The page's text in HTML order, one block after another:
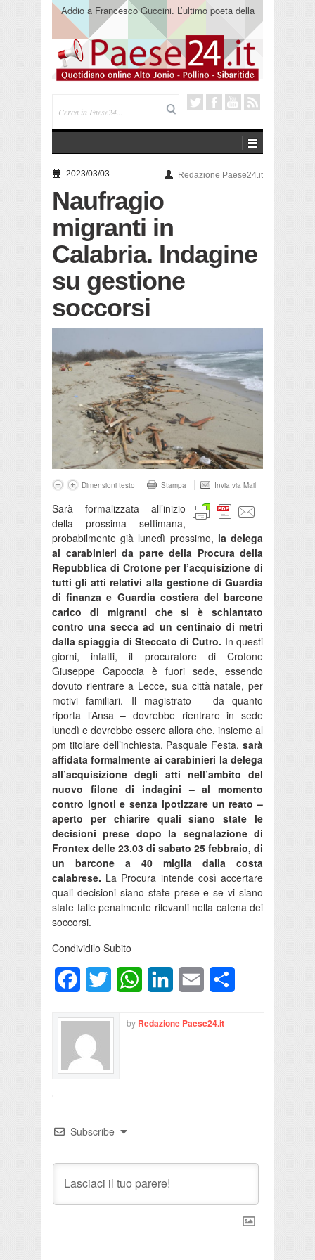
Addio a Francesco Guccini. L’ultimo poeta della
canzone impegnata
2023/03/03 Redazione Paese24.it
Naufragio
migranti in
Calabria. Indagine
su gestione
soccorsi
Dimensioni testo Stampa Invia via Mail
Sarà formalizzata all’inizio
della prossima settimana,
probabilmente già lunedì prossimo, la delega
ai carabinieri da parte della Procura della
Repubblica di Crotone per l’acquisizione di
tutti gli atti relativi alla gestione di Guardia
di finanza e Guardia costiera del barcone
carico di migranti che si è schiantato
contro una secca ad un centinaio di metri
dalla spiaggia di Steccato di Cutro. In questi
giorni, infatti, il procuratore di Crotone
Giuseppe Capoccia è fuori sede, essendo
dovuto rientrare a Lecce, sua città natale, per
motivi familiari. Il magistrato – da quanto
riporta l’Ansa – dovrebbe rientrare in sede
lunedì e dovrebbe essere allora che, insieme al
pm titolare dell’inchiesta, Pasquale Festa, sarà
affidata formalmente ai carabinieri la delega
all’acquisizione degli atti nell’ambito del
nuovo filone di indagini – al momento
contro ignoti e senza ipotizzare un reato –
aperto per chiarire quali siano state le
decisioni prese dopo la segnalazione di
Frontex delle 23.03 di sabato 25 febbraio, di
un barcone a 40 miglia dalla costa
calabrese. La Procura intende così accertare
quali decisioni siano state prese e se vi siano
state falle penalmente rilevanti nella catena dei
soccorsi.
Condividilo Subito
FacebookTwitter WhatsAppLinkedInEmail
by Redazione Paese24.it
Subscribe